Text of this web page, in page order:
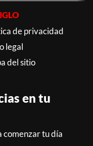
de privacidad
legal
del sitio
en tu
comenzar tu día